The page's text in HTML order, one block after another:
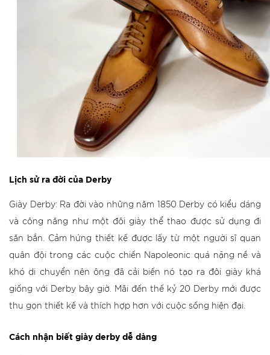
Lịch sử ra đời của Derby
Giày Derby: Ra đời vào những năm 1850 Derby có kiểu dáng
và công năng như một đôi giày thể thao được sử dụng đi
săn bắn. Cảm hứng thiết kế được lấy từ một người sĩ quan
quân đội trong các cuộc chiến Napoleonic quá nặng nề và
khó di chuyển nên ông đã cải biến nó tạo ra đôi giày khá
giống với Derby bây giờ. Mãi đến thế kỷ 20 Derby mới được
thu gọn thiết kế và thích hợp hơn với cuộc sống hiện đại.
Cách nhận biết giày derby dễ dàng